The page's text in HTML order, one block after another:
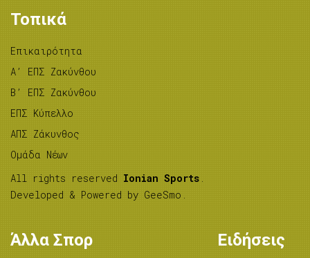
Τοπικά
Επικαιρότητα
A’ ΕΠΣ Ζακύνθου
B’ ΕΠΣ Ζακύνθου
ΕΠΣ Κύπελλο
ΑΠΣ Ζάκυνθος
Ομάδα Νέων
All rights reserved Ionian Sports .
Developed & Powered by GeeSmo .
Άλλα Σπορ Ειδήσεις